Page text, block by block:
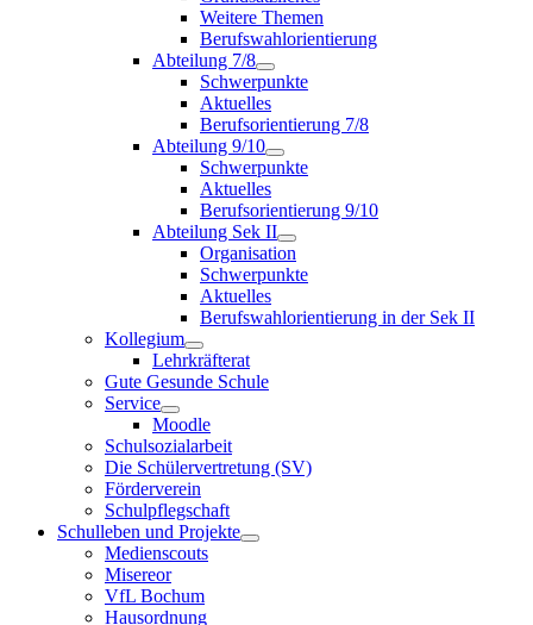
Weitere Themen
Berufswahlorientierung
Abteilung 7/8
Schwerpunkte
Aktuelles
Berufsorientierung 7/8
Abteilung 9/10
Schwerpunkte
Aktuelles
Berufsorientierung 9/10
Abteilung Sek II
Organisation
Schwerpunkte
Aktuelles
Berufswahlorientierung in der Sek II
Kollegium
Lehrkräfterat
Gute Gesunde Schule
Service
Moodle
Schulsozialarbeit
Die Schülervertretung (SV)
Förderverein
Schulpflegschaft
Schulleben und Projekte
Medienscouts
Misereor
VfL Bochum
Hausordnung